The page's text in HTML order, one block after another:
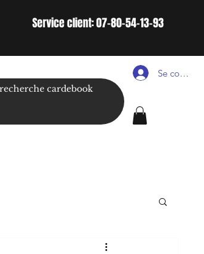
Service client: 07-80-54-13-93
Se connecter